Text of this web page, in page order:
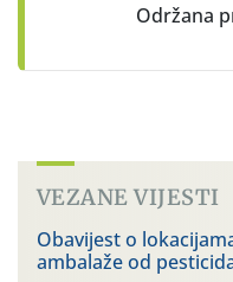
Održana
VEZANE VIJESTI
Obavijest o
ambalaže od